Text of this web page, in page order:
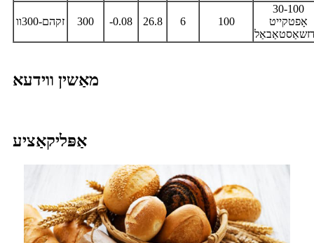
זקהם-300וו 300 -0.08 26.8 6 100
30-100
אָפטקייט
מאַשין ווידעא
אַפּליקאַציע